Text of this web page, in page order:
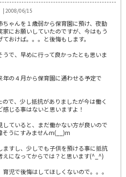
| 2008/06/15
ゃんを１歳弱から保育園に預け、夜勤
家にお願いしていたのですが、今はもう
おけば。。。と後悔もします。
で、早めに行って良かったとも思いま
の４月から保育園に通わせる予定で
で、少し抵抗がありましたが今は働く
じる事はないと思いますよ！
ていると、まだ働かない方が良いので
そうにすみませんm(__)m
ますし、少しでも子供を預ける事に抵抗
えになってからでは？と思います(^_^)
児で後悔はしてほしくないので。。。